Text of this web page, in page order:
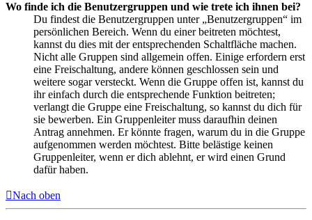
Wo finde ich die Benutzergruppen und wie trete ich ihnen bei?
Du findest die Benutzergruppen unter „Benutzergruppen“ im
persönlichen Bereich. Wenn du einer beitreten möchtest,
kannst du dies mit der entsprechenden Schaltfläche machen.
Nicht alle Gruppen sind allgemein offen. Einige erfordern erst
eine Freischaltung, andere können geschlossen sein und
weitere sogar versteckt. Wenn die Gruppe offen ist, kannst du
ihr einfach durch die entsprechende Funktion beitreten;
verlangt die Gruppe eine Freischaltung, so kannst du dich für
sie bewerben. Ein Gruppenleiter muss daraufhin deinen
Antrag annehmen. Er könnte fragen, warum du in die Gruppe
aufgenommen werden möchtest. Bitte belästige keinen
Gruppenleiter, wenn er dich ablehnt, er wird einen Grund
dafür haben.
Nach oben